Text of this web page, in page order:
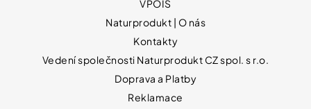
VPOIS
Naturprodukt | O nás
Kontakty
Vedení společnosti Naturprodukt CZ spol. s r.o.
Doprava a Platby
Reklamace